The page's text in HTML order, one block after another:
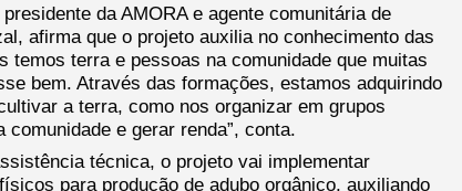
da AMORA e agente comunitária de
afirma que o projeto auxilia no conhecimento das
temos terra e pessoas na comunidade que muitas
bem. Através das formações, estamos adquirindo
a terra, como nos organizar em grupos
e gerar renda”, conta.
técnica, o projeto vai implementar
para produção de adubo orgânico, auxiliando